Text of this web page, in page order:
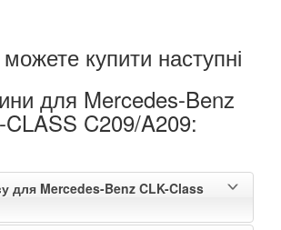
купити наступні
для Mercedes-Benz
CLASS C209/A209:
для Mercedes-Benz CLK-Class